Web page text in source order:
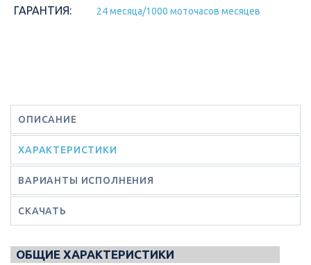
ГАРАНТИЯ: 24 месяца/1000 моточасов месяцев
ОПИСАНИЕ
ХАРАКТЕРИСТИКИ
ВАРИАНТЫ ИСПОЛНЕНИЯ
СКАЧАТЬ
ОБЩИЕ ХАРАКТЕРИСТИКИ